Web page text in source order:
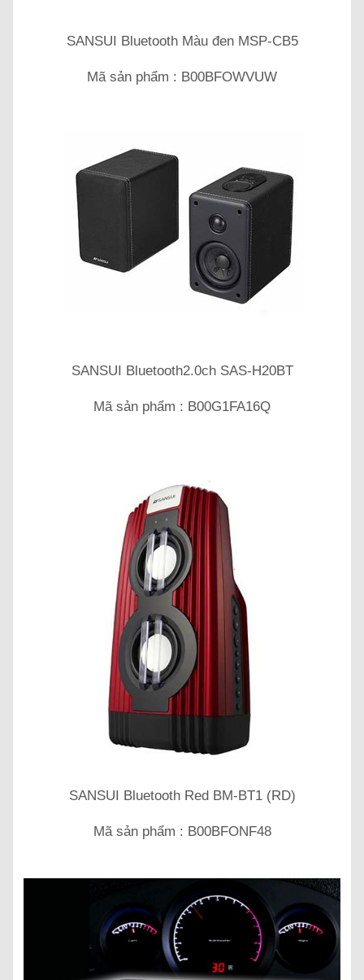
SANSUI Bluetooth Màu đen MSP-CB5
Mã sản phẩm : B00BFOWVUW
SANSUI Bluetooth2.0ch SAS-H20BT
Mã sản phẩm : B00G1FA16Q
SANSUI Bluetooth Red BM-BT1 (RD)
Mã sản phẩm : B00BFONF48